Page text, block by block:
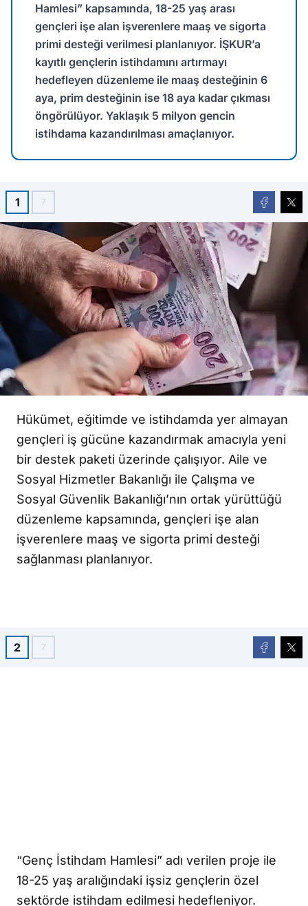
Hamlesi” kapsamında, 18-25 yaş arası
gençleri işe alan işverenlere maaş ve sigorta
primi desteği verilmesi planlanıyor. İŞKUR’a
kayıtlı gençlerin istihdamını artırmayı
hedefleyen düzenleme ile maaş desteğinin 6
aya, prim desteğinin ise 18 aya kadar çıkması
öngörülüyor. Yaklaşık 5 milyon gencin
istihdama kazandırılması amaçlanıyor.
1 7
Hükümet, eğitimde ve istihdamda yer almayan
gençleri iş gücüne kazandırmak amacıyla yeni
bir destek paketi üzerinde çalışıyor. Aile ve
Sosyal Hizmetler Bakanlığı ile Çalışma ve
Sosyal Güvenlik Bakanlığı’nın ortak yürüttüğü
düzenleme kapsamında, gençleri işe alan
işverenlere maaş ve sigorta primi desteği
sağlanması planlanıyor.
2 7
“Genç İstihdam Hamlesi” adı verilen proje ile
18-25 yaş aralığındaki işsiz gençlerin özel
sektörde istihdam edilmesi hedefleniyor.